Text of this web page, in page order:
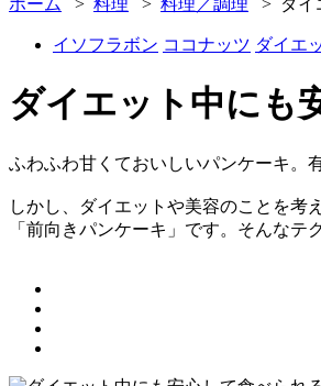
ホーム > 料理 > 料理／調理 > ダイ
イソフラボン ココナッツ ダイエ
ダイエット中にも
ふわふわ甘くておいしいパンケーキ。
しかし、ダイエットや美容のことを考
「前向きパンケーキ」です。そんなテ